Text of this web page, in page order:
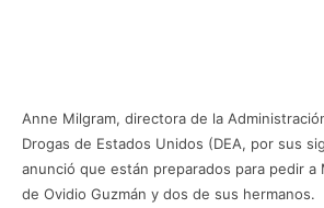
Anne Milgram, directora de la
Drogas de Estados Unidos (DEA, por sus
anunció que están preparados para pedir a
de Ovidio Guzmán y dos de sus hermanos.